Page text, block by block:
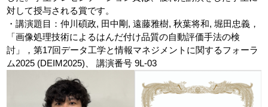
対して授与される賞です。
・講演題目：仲川碩政, 田中剛, 遠藤雅樹, 秋葉将和, 堀田忠義，
「画像処理技術によるはんだ付け品質の自動評価手法の検
討」，第17回データ工学と情報マネジメントに関するフォーラ
ム2025 (DEIM2025)、 講演番号 9L-03